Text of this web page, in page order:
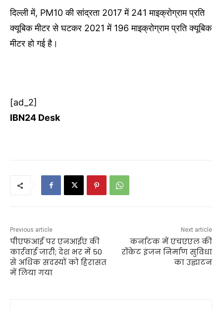
दिल्ली में, PM10 की सांद्रता 2017 में 241 माइक्रोग्राम प्रति
क्यूबिक मीटर से घटकर 2021 में 196 माइक्रोग्राम प्रति क्यूबिक
मीटर हो गई है।
[ad_2]
IBN24 Desk
Previous article
पीएफआई पर एनआईए की
कार्रवाई जारी; देश भर में 50
से अधिक सदस्यों को हिरासत
में लिया गया
Next article
कर्नाटक में एचएएल की
रॉकेट इंजन निर्माण सुविधा
का उद्घाटन